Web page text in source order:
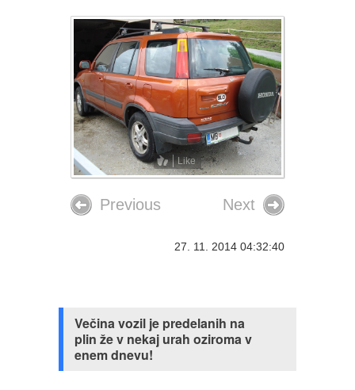
Like
Previous Next
27. 11. 2014 04:32:40
Večina vozil je predelanih na
plin že v nekaj urah oziroma v
enem dnevu!